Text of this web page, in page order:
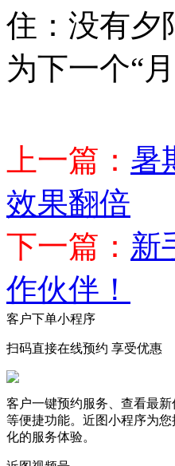
住：没有夕
为下一个“
上一篇： 暑
效果翻倍
下一篇： 新
作伙伴！​
客户下单小程序
扫码直接在线预约 享受优惠
客户一键预约服务、查看最
等便捷功能。近图小程序为
化的服务体验。